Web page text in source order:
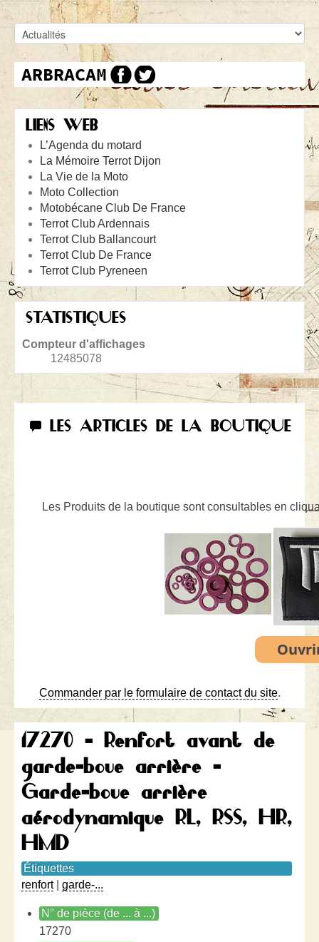
LIENS WEB
L’Agenda du motard
La Mémoire Terrot Dijon
La Vie de la Moto
Moto Collection
Motobécane Club De France
Terrot Club Ardennais
Terrot Club Ballancourt
Terrot Club De France
Terrot Club Pyreneen
STATISTIQUES
Compteur d'affichages
12485078
LES ARTICLES DE LA BOUTIQUE
Les Produits de la boutique sont consultables en
Commander par le formulaire de contact du site.
17270 - Renfort avant de
garde-boue arrière -
Garde-boue arrière
aérodynamique RL, RSS, HR,
HMD
Étiquettes
renfort| garde-...
N° de pièce (de ... à ...)
17270